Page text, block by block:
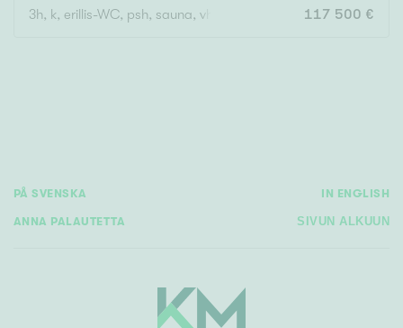
3h, k, erillis-WC, psh, sauna, vh + ulkovarasto x 2 + autokatos
117 500 €
PÅ SVENSKA IN ENGLISH
ANNA PALAUTETTA SIVUN ALKUUN